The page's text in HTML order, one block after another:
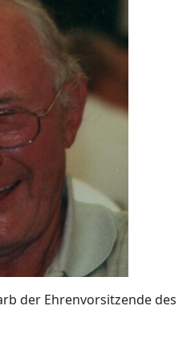
der Ehrenvorsitzende des